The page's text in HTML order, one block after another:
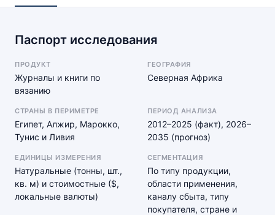
Паспорт исследования
ПРОДУКТ
Журналы и книги по
вязанию
ГЕОГРАФИЯ
Северная Африка
СТРАНЫ В ПЕРИМЕТРЕ
Египет, Алжир, Марокко,
Тунис и Ливия
ПЕРИОД АНАЛИЗА
2012–2025 (факт), 2026–
2035 (прогноз)
ЕДИНИЦЫ ИЗМЕРЕНИЯ
Натуральные (тонны, шт.,
кв. м) и стоимостные ($,
локальные валюты)
СЕГМЕНТАЦИЯ
По типу продукции,
области применения,
каналу сбыта, типу
покупателя, стране и